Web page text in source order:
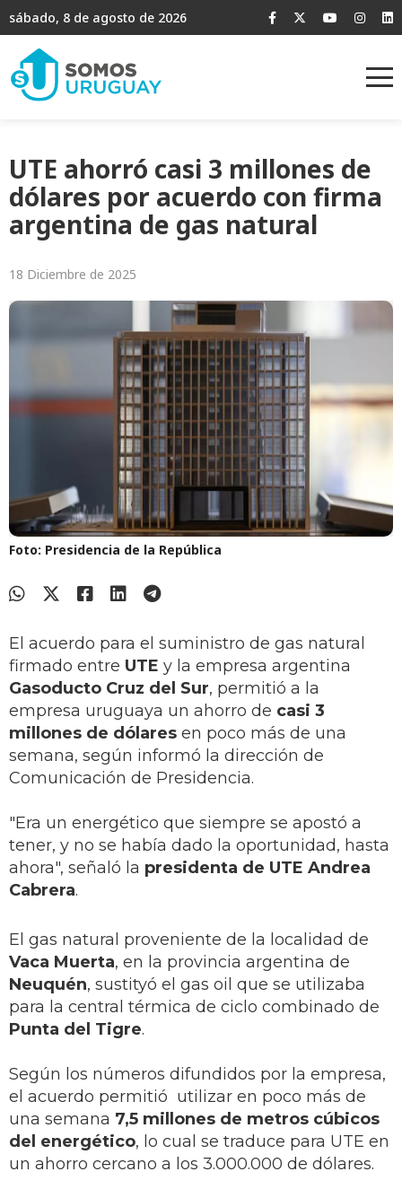
sábado, 8 de agosto de 2026
UTE ahorró casi 3 millones de
dólares por acuerdo con firma
argentina de gas natural
18 Diciembre de 2025
Foto: Presidencia de la República
El acuerdo para el suministro de gas natural
firmado entre UTE y la empresa argentina
Gasoducto Cruz del Sur, permitió a la
empresa uruguaya un ahorro de casi 3
millones de dólares en poco más de una
semana, según informó la dirección de
Comunicación de Presidencia.
"Era un energético que siempre se apostó a
tener, y no se había dado la oportunidad, hasta
ahora", señaló la presidenta de UTE Andrea
Cabrera.
El gas natural proveniente de la localidad de
Vaca Muerta, en la provincia argentina de
Neuquén, sustityó el gas oil que se utilizaba
para la central térmica de ciclo combinado de
Punta del Tigre.
Según los números difundidos por la empresa,
el acuerdo permitió utilizar en poco más de
una semana 7,5 millones de metros cúbicos
del energético, lo cual se traduce para UTE en
un ahorro cercano a los 3.000.000 de dólares.